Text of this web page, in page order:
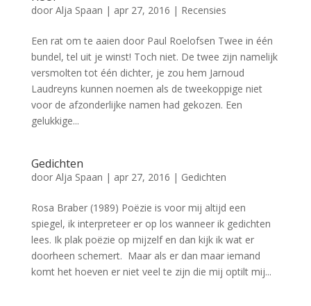
door Alja Spaan | apr 27, 2016 | Recensies
Een rat om te aaien door Paul Roelofsen Twee in één
bundel, tel uit je winst! Toch niet. De twee zijn namelijk
versmolten tot één dichter, je zou hem Jarnoud
Laudreyns kunnen noemen als de tweekoppige niet
voor de afzonderlijke namen had gekozen. Een
gelukkige...
Gedichten
door Alja Spaan | apr 27, 2016 | Gedichten
Rosa Braber (1989) Poëzie is voor mij altijd een
spiegel, ik interpreteer er op los wanneer ik gedichten
lees. Ik plak poëzie op mijzelf en dan kijk ik wat er
doorheen schemert. Maar als er dan maar iemand
komt het hoeven er niet veel te zijn die mij optilt mij...